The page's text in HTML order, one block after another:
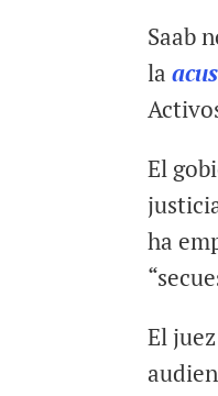
Saab
la
El
ha
El